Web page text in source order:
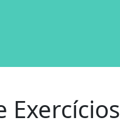
Exercícios